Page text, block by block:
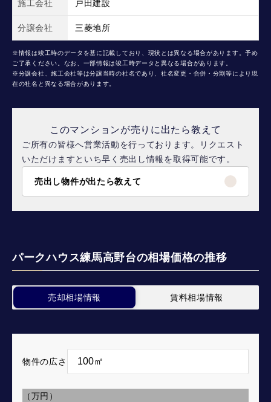
施工会社 戸田建設
分譲会社 三菱地所
※情報は竣工時のデータを基に記載しており、現状とは異なる場合があります。予め
ご了承ください。なお、一部情報は竣工時データと異なる場合があります。
※分譲会社、施工会社等は分譲当時の社名であり、社名変更・合併・分割等により現
在の社名と異なる場合があります。
このマンションが売りに出たら教えて
ご所有の皆様へ営業活動を行っております。リクエスト
いただけますといち早く売出し情報を取得可能です。
売出し物件が出たら教えて
パークハウス練馬高野台の相場価格の推移
売却相場情報 賃料相場情報
物件の広さ
（万円）